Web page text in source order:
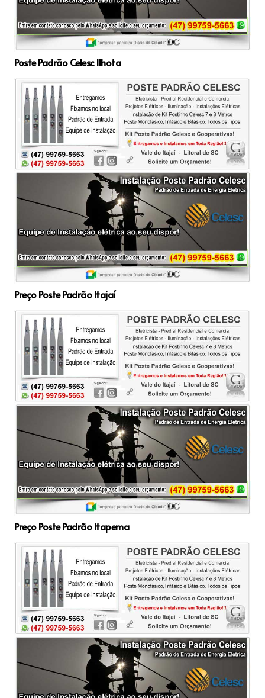
Poste Padrão Celesc Ilhota
Preço Poste Padrão Itajaí
Preço Poste Padrão Itapema